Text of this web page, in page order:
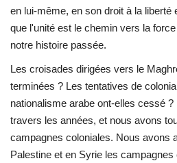
en lui-même, en son droit à la
que l'unité est le chemin vers la
notre histoire passée.
Les croisades dirigées vers le
terminées ? Les tentatives de
nationalisme arabe ont-elles cessé
travers les années, et nous avons
campagnes coloniales. Nous avons
Palestine et en Syrie les